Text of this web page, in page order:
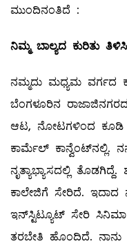
ಮುಂದಿನಂತಿದೆ :
ನಿಮ್ಮ ಬಾಲ್ಯದ ಕುರಿತು ತಿಳಿಸಿ
ನಮ್ಮದು ಮಧ್ಯಮ ವರ್ಗದ
ಬೆಂಗಳೂರಿನ
ಆಟ, ನೋಟಗಳಿಂದ ಕೂಡಿ
ಕಾರ್ಮೆಲ್ ‌ಕಾನ್ವೆಂಟ್‌ನಲ್ಲಿ.
ನೃತ್ಯಾಭ್ಯಾಸದಲ್ಲಿ
ಕಾಲೇಜಿಗೆ ಸೇರಿದೆ.
ಇನ್‌ಸ್ಟಿಟ್ಯೂಟ್‌ ಸೇರಿ
ತರಬೇತಿ ಹೊಂದಿದೆ. ನಾನು